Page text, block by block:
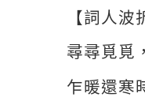
【詞人波
尋尋覓覓
乍暖還寒